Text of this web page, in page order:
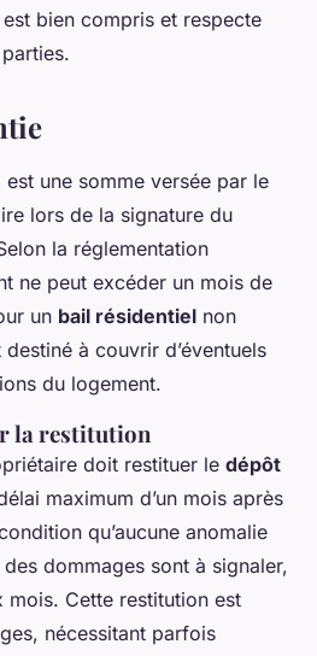
bien compris et respecte
est une somme versée par le
lors de la signature du
la réglementation
ne peut excéder un mois de
un bail résidentiel non
à couvrir d’éventuels
du logement.
la restitution
doit restituer le dépôt
maximum d’un mois après
qu’aucune anomalie
des dommages sont à signaler,
mois. Cette restitution est
nécessitant parfois